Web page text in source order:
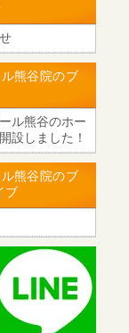
熊谷院のブ
ル熊谷のホー
設しました！
熊谷院のブ
ブ